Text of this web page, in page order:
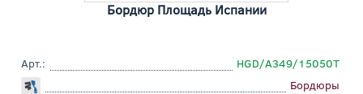
Бордюр Площадь Испании
Арт.:
HGD/A349/15050T
Бордюры